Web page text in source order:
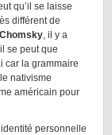
qu’il se laisse
différent de
, il y a
se peut que
car la grammaire
nativisme
américain pour
personnelle